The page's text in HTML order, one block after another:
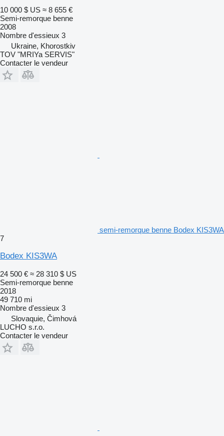
10 000 $ US ≈ 8 655 €
Semi-remorque benne
2008
Nombre d'essieux 3
Ukraine, Khorostkiv
TOV "MRIYa SERVIS"
Contacter le vendeur
semi-remorque benne Bodex KIS3WA
7
Bodex KIS3WA
24 500 € ≈ 28 310 $ US
Semi-remorque benne
2018
49 710 mi
Nombre d'essieux 3
Slovaquie, Čimhová
LUCHO s.r.o.
Contacter le vendeur